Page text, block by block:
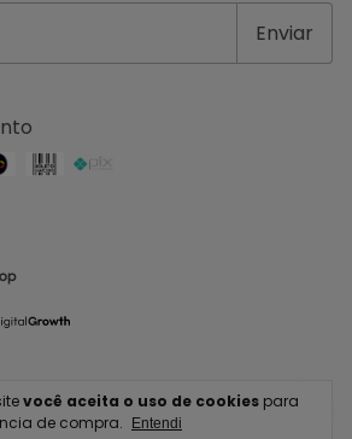
você aceita o uso de cookies para
de compra.
Entendi